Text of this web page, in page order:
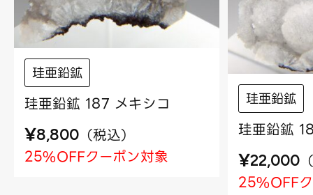
珪亜鉛鉱
珪亜鉛鉱 187 メキシコ
¥8,800 （税込）
25%OFFクーポン対象
珪亜鉛鉱
珪亜鉛鉱
¥22,000 （
25%OFF